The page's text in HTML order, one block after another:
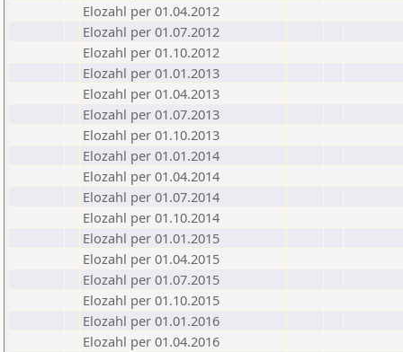
Elozahl per 01.04.2012
Elozahl per 01.07.2012
Elozahl per 01.10.2012
Elozahl per 01.01.2013
Elozahl per 01.04.2013
Elozahl per 01.07.2013
Elozahl per 01.10.2013
Elozahl per 01.01.2014
Elozahl per 01.04.2014
Elozahl per 01.07.2014
Elozahl per 01.10.2014
Elozahl per 01.01.2015
Elozahl per 01.04.2015
Elozahl per 01.07.2015
Elozahl per 01.10.2015
Elozahl per 01.01.2016
Elozahl per 01.04.2016